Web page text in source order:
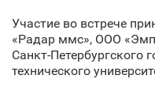
Участие во встрече
«Радар ммс», ООО
Санкт‑Петербургского
технического